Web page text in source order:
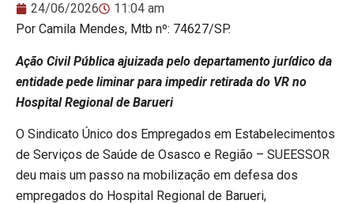
24/06/2026
11:04 am
Por Camila Mendes, Mtb nº: 74627/SP.
Ação Civil Pública ajuizada pelo departamento jurídico da
entidade pede liminar para impedir retirada do VR no
Hospital Regional de Barueri
O Sindicato Único dos Empregados em Estabelecimentos
de Serviços de Saúde de Osasco e Região – SUEESSOR
deu mais um passo na mobilização em defesa dos
empregados do Hospital Regional de Barueri,